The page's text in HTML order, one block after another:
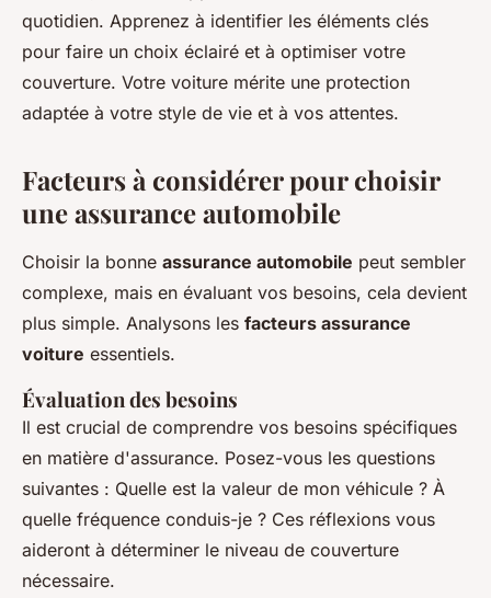
quotidien. Apprenez à identifier les éléments clés
pour faire un choix éclairé et à optimiser votre
couverture. Votre voiture mérite une protection
adaptée à votre style de vie et à vos attentes.
Facteurs à considérer pour choisir
une assurance automobile
Choisir la bonne assurance automobile peut sembler
complexe, mais en évaluant vos besoins, cela devient
plus simple. Analysons les facteurs assurance
voiture essentiels.
Évaluation des besoins
Il est crucial de comprendre vos besoins spécifiques
en matière d'assurance. Posez-vous les questions
suivantes : Quelle est la valeur de mon véhicule ? À
quelle fréquence conduis-je ? Ces réflexions vous
aideront à déterminer le niveau de couverture
nécessaire.